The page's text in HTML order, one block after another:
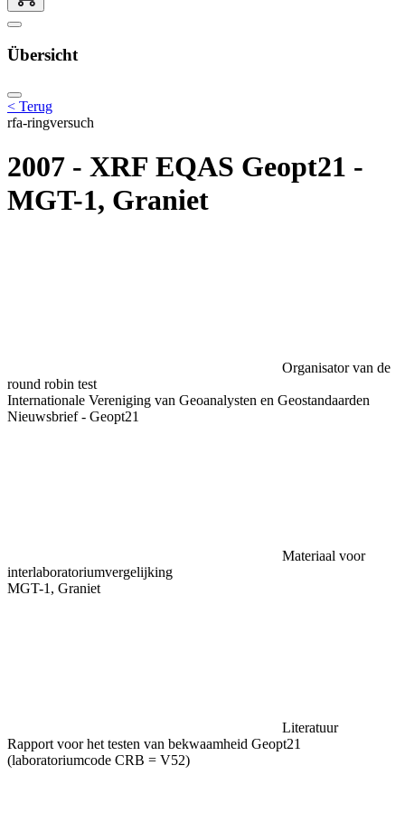
Übersicht
< Terug
rfa-ringversuch
2007 - XRF EQAS Geopt21 -
MGT-1, Graniet
Organisator van de
round robin test
Internationale Vereniging van Geoanalysten en Geostandaarden
Nieuwsbrief - Geopt21
Materiaal voor
interlaboratoriumvergelijking
MGT-1, Graniet
Literatuur
Rapport voor het testen van bekwaamheid Geopt21
(laboratoriumcode CRB = V52)